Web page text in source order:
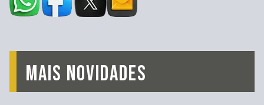
MAIS NOVIDADES